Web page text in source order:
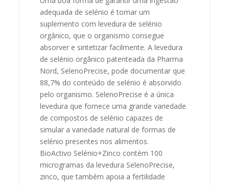
adequada de selénio é tomar um
suplemento com levedura de selénio
orgânico, que o organismo consegue
absorver e sintetizar facilmente. A levedura
de selénio orgânico patenteada da Pharma
Nord, SelenoPrecise, pode documentar que
88,7% do conteúdo de selénio é absorvido
pelo organismo. SelenoPrecise é a única
levedura que fornece uma grande variedade
de compostos de selénio capazes de
simular a variedade natural de formas de
selénio presentes nos alimentos.
BioActivo Selénio+Zinco contém 100
microgramas da levedura SelenoPrecise,
zinco, que também apoia a fertilidade